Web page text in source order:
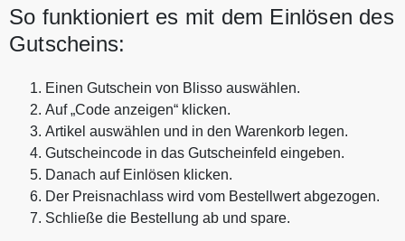
So funktioniert es mit dem Einlösen des
Gutscheins:
Einen Gutschein von Blisso auswählen.
Auf „Code anzeigen“ klicken.
Artikel auswählen und in den Warenkorb legen.
Gutscheincode in das Gutscheinfeld eingeben.
Danach auf Einlösen klicken.
Der Preisnachlass wird vom Bestellwert abgezogen.
Schließe die Bestellung ab und spare.